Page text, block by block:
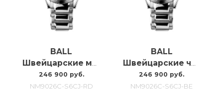
BALL
246 900 руб.
NM9026C-S6CJ-RD
BALL
246 900 руб.
NM9026C-S6CJ-BE